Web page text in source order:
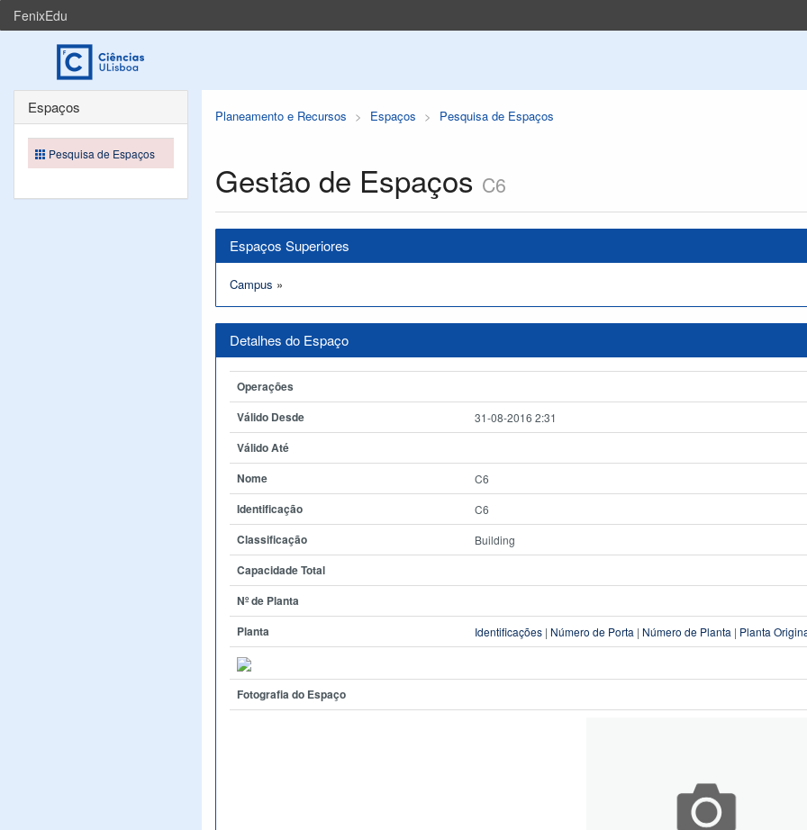
FenixEdu
Planeamento e Recursos Espaços Pesquisa de Espaços
Gestão de Espaços C6
Espaços Superiores
Campus »
Detalhes do Espaço
Operações
Válido Desde
31-08-2016 2:31
Válido Até
Nome
C6
Identificação C6
Classificação Building
Capacidade Total
Nº de Planta
Planta
Identificações | Número de Porta | Número de Planta | Planta
Fotografia do Espaço
Espaços
Pesquisa de Espaços